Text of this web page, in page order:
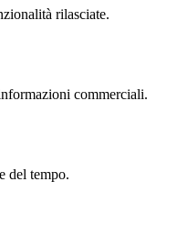
rilasciate.
commerciali.
del tempo.